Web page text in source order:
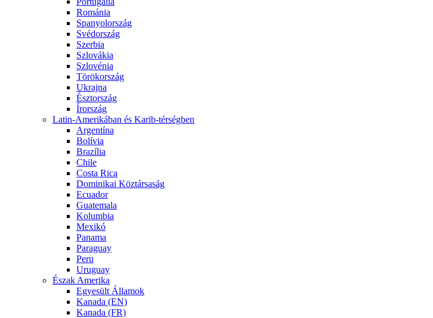
Románia
Spanyolország
Svédország
Szerbia
Szlovákia
Szlovénia
Törökország
Ukrajna
Észtország
Írország
Latin-Amerikában és Karib-térségben
Argentína
Bolívia
Brazília
Chile
Costa Rica
Dominikai Köztársaság
Ecuador
Guatemala
Kolumbia
Mexikó
Panama
Paraguay
Peru
Uruguay
Észak Amerika
Egyesült Államok
Kanada (EN)
Kanada (FR)